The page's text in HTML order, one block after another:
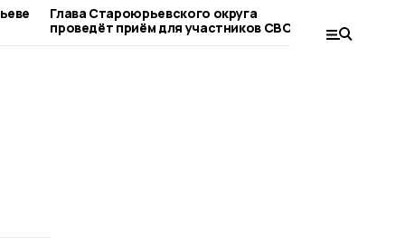
Глава Староюрьевского округа
проведёт приём для участников СВО и их
родных
вышла в
конкурса